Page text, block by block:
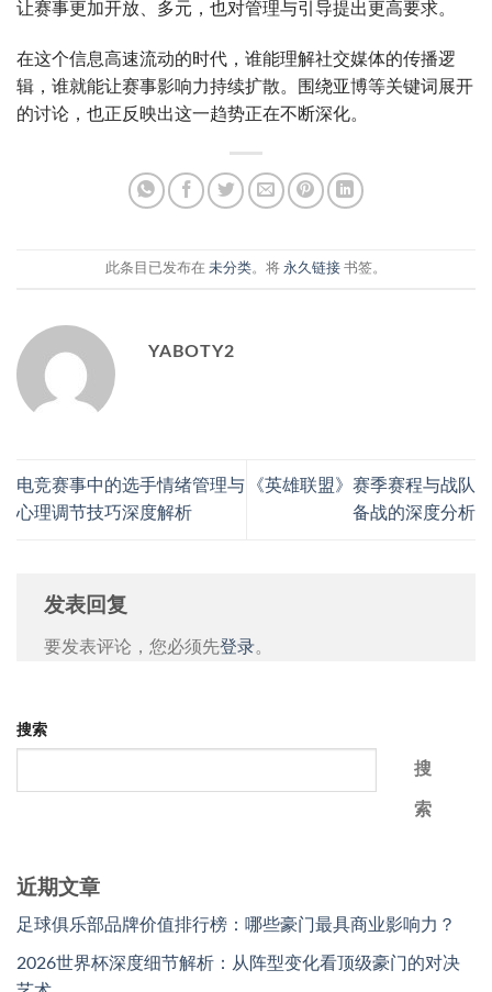
让赛事更加开放、多元，也对管理与引导提出更高要求。
在这个信息高速流动的时代，谁能理解社交媒体的传播逻
辑，谁就能让赛事影响力持续扩散。围绕亚博等关键词展开
的讨论，也正反映出这一趋势正在不断深化。
此条目已发布在 未分类。将 永久链接 书签。
YABOTY2
电竞赛事中的选手情绪管理与
心理调节技巧深度解析
《英雄联盟》赛季赛程与战队
备战的深度分析
发表回复
要发表评论，您必须先登录。
搜索
搜
索
近期文章
足球俱乐部品牌价值排行榜：哪些豪门最具商业影响力？
2026世界杯深度细节解析：从阵型变化看顶级豪门的对决